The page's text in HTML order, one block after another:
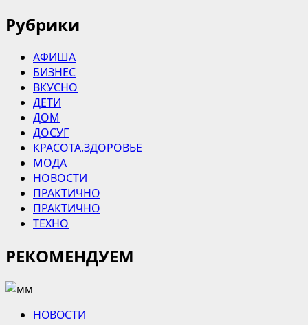
Рубрики
АФИША
БИЗНЕС
ВКУСНО
ДЕТИ
ДОМ
ДОСУГ
КРАСОТА.ЗДОРОВЬЕ
МОДА
НОВОСТИ
ПРАКТИЧНО
ПРАКТИЧНО
ТЕХНО
РЕКОМЕНДУЕМ
НОВОСТИ